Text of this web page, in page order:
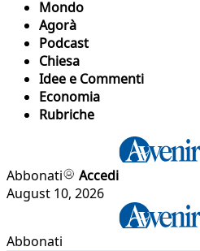
Mondo
Agorà
Podcast
Chiesa
Idee e Commenti
Economia
Rubriche
Abbonati
Accedi
August 10, 2026
Abbonati